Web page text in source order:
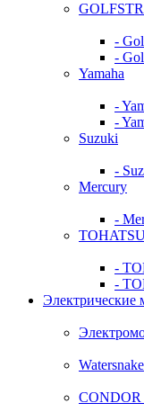
-
-
Yamaha
-
-
Suzuki
-
Mercury
-
-
-
Электрические
Watersnake
CONDOR